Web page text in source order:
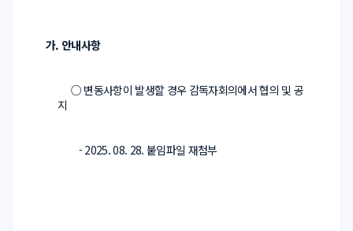
가. 안내사항
○ 변동사항이 발생할 경우 감독자회의에서 협의 및 공
지
- 2025. 08. 28. 붙임파일 재첨부